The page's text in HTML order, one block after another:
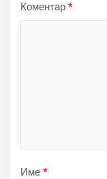
Коментар *
Име *